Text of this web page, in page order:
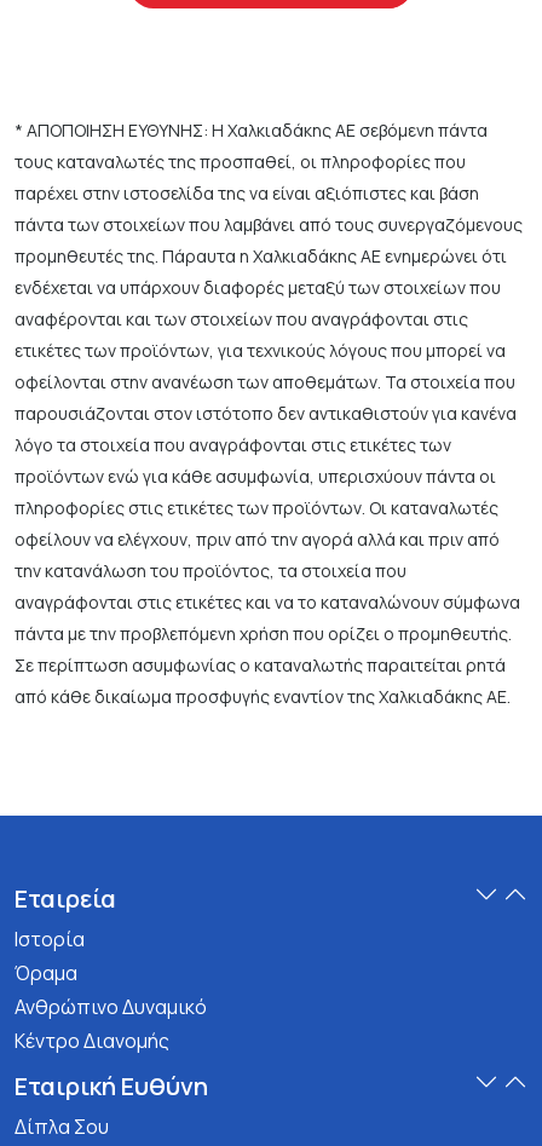
* ΑΠΟΠΟΙΗΣΗ ΕΥΘΥΝΗΣ: Η Χαλκιαδάκης ΑΕ σεβόμενη πάντα
τους καταναλωτές της προσπαθεί, οι πληροφορίες που
παρέχει στην ιστοσελίδα της να είναι αξιόπιστες και βάση
πάντα των στοιχείων που λαμβάνει από τους συνεργαζόμενους
προμηθευτές της. Πάραυτα η Χαλκιαδάκης ΑΕ ενημερώνει ότι
ενδέχεται να υπάρχουν διαφορές μεταξύ των στοιχείων που
αναφέρονται και των στοιχείων που αναγράφονται στις
ετικέτες των προϊόντων, για τεχνικούς λόγους που μπορεί να
οφείλονται στην ανανέωση των αποθεμάτων. Τα στοιχεία που
παρουσιάζονται στον ιστότοπο δεν αντικαθιστούν για κανένα
λόγο τα στοιχεία που αναγράφονται στις ετικέτες των
προϊόντων ενώ για κάθε ασυμφωνία, υπερισχύουν πάντα οι
πληροφορίες στις ετικέτες των προϊόντων. Οι καταναλωτές
οφείλουν να ελέγχουν, πριν από την αγορά αλλά και πριν από
την κατανάλωση του προϊόντος, τα στοιχεία που
αναγράφονται στις ετικέτες και να το καταναλώνουν σύμφωνα
πάντα με την προβλεπόμενη χρήση που ορίζει ο προμηθευτής.
Σε περίπτωση ασυμφωνίας ο καταναλωτής παραιτείται ρητά
από κάθε δικαίωμα προσφυγής εναντίον της Χαλκιαδάκης ΑΕ.
Εταιρεία
Ιστορία
Όραμα
Ανθρώπινο Δυναμικό
Κέντρο Διανομής
Εταιρική Ευθύνη
Δίπλα Σου